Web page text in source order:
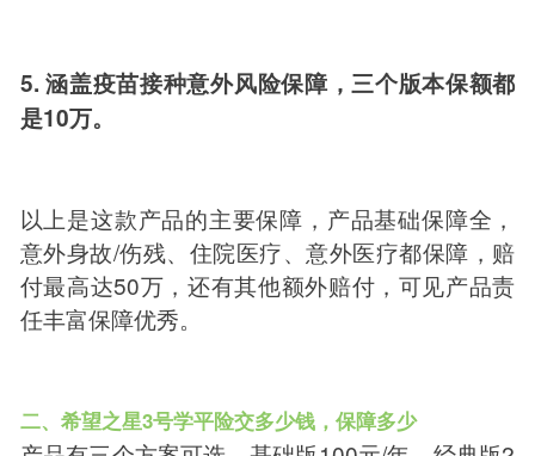
5. 涵盖疫苗接种意外风险保障，三个版本保额都
是10万。
以上是这款产品的主要保障，产品基础保障全，
意外身故/伤残、住院医疗、意外医疗都保障，赔
付最高达50万，还有其他额外赔付，可见产品责
任丰富保障优秀。
二、希望之星3号学平险交多少钱，保障多少